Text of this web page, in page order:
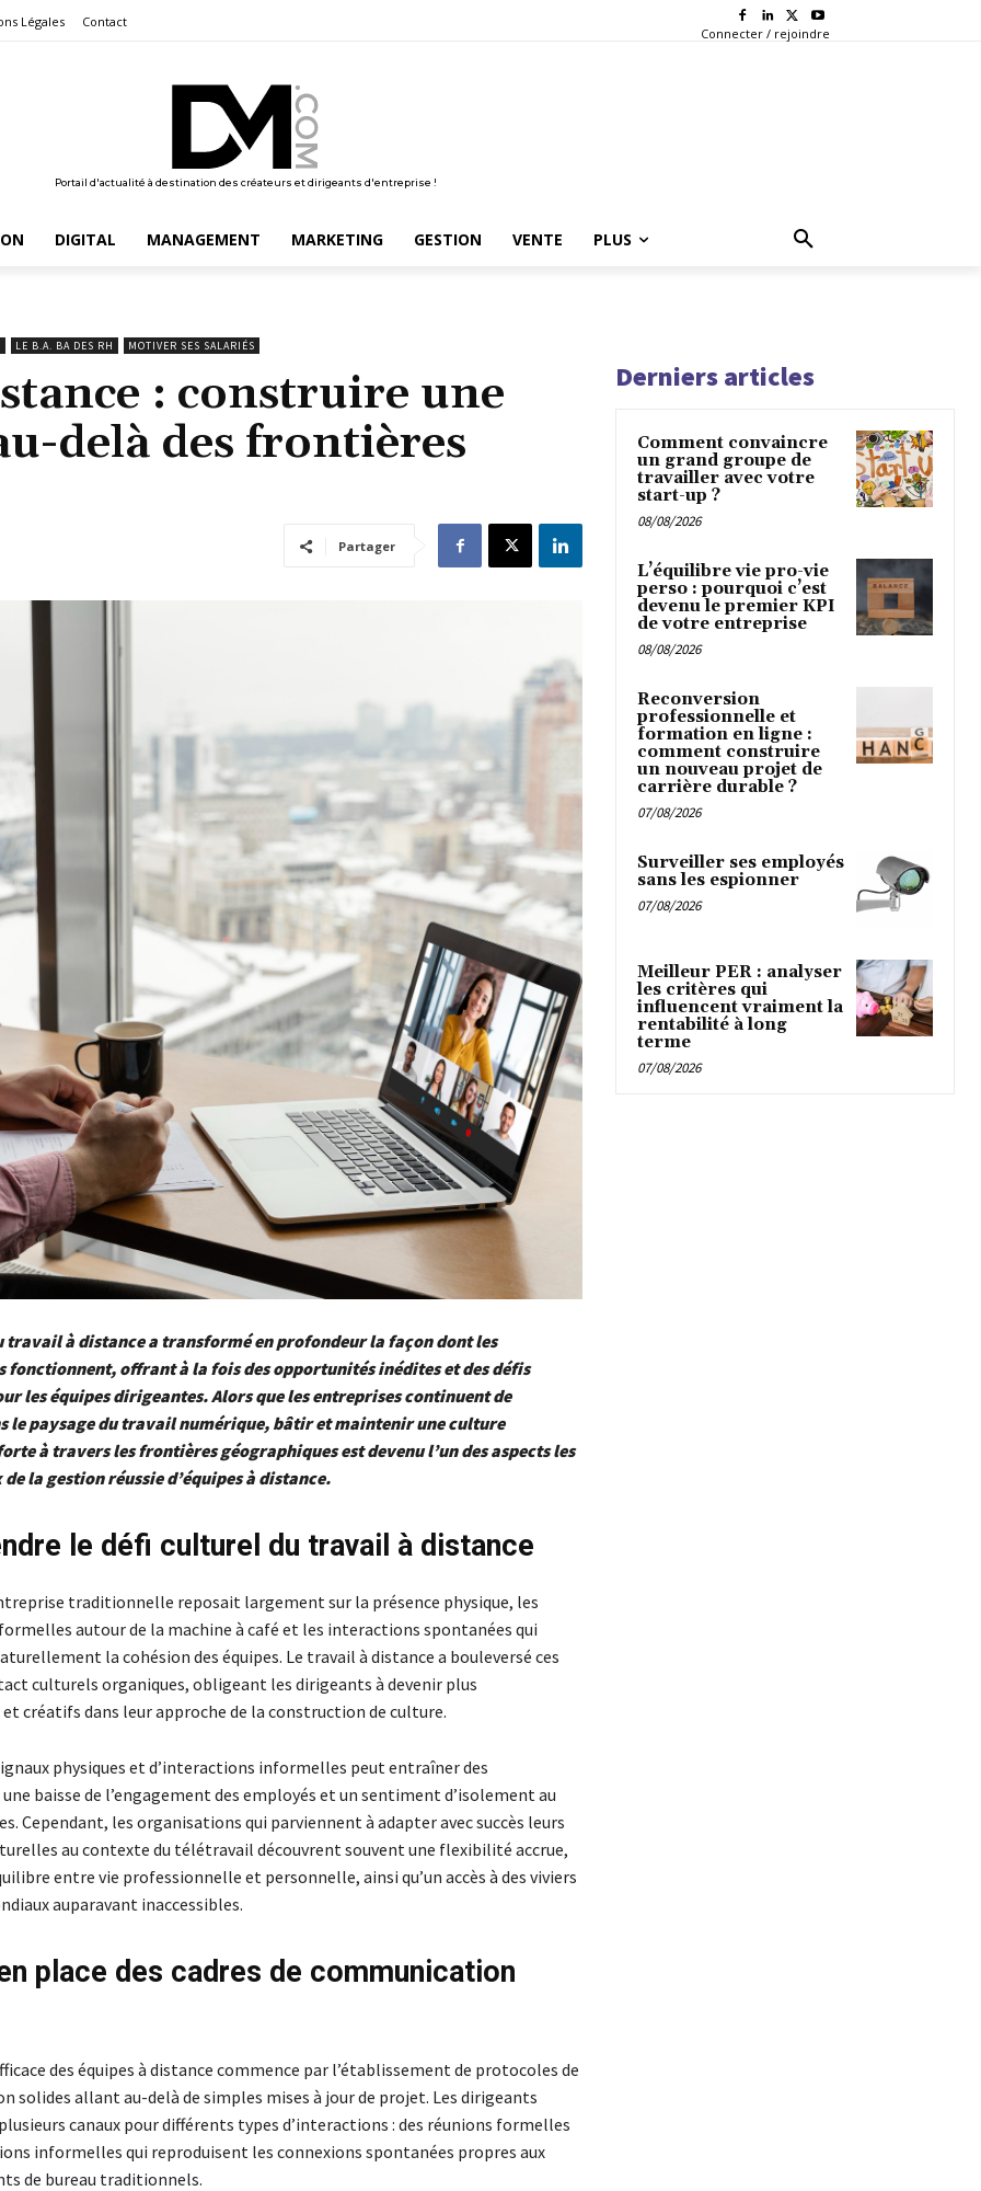
Légales Contact
Connecter / rejoindre
Portail d'actualité à destination des créateurs et dirigeants d'entreprise !
DIGITAL MANAGEMENT MARKETING GESTION VENTE PLUS
LE B.A. BA DES RH MOTIVER SES SALARIÉS
: construire une
delà des frontières
Partager
travail à distance a transformé en profondeur la façon dont les
fonctionnent, offrant à la fois des opportunités inédites et des défis
les équipes dirigeantes. Alors que les entreprises continuent de
le paysage du travail numérique, bâtir et maintenir une culture
à travers les frontières géographiques est devenu l’un des aspects les
la gestion réussie d’équipes à distance.
le défi culturel du travail à distance
traditionnelle reposait largement sur la présence physique, les
autour de la machine à café et les interactions spontanées qui
la cohésion des équipes. Le travail à distance a bouleversé ces
culturels organiques, obligeant les dirigeants à devenir plus
créatifs dans leur approche de la construction de culture.
physiques et d’interactions informelles peut entraîner des
baisse de l’engagement des employés et un sentiment d’isolement au
Cependant, les organisations qui parviennent à adapter avec succès leurs
au contexte du télétravail découvrent souvent une flexibilité accrue,
entre vie professionnelle et personnelle, ainsi qu’un accès à des viviers
auparavant inaccessibles.
place des cadres de communication
des équipes à distance commence par l’établissement de protocoles de
solides allant au-delà de simples mises à jour de projet. Les dirigeants
canaux pour différents types d’interactions : des réunions formelles
informelles qui reproduisent les connexions spontanées propres aux
de bureau traditionnels.
Derniers articles
Comment convaincre
un grand groupe de
travailler avec votre
start-up ?
08/08/2026
L’équilibre vie pro-vie
perso : pourquoi c’est
devenu le premier KPI
de votre entreprise
08/08/2026
Reconversion
professionnelle et
formation en ligne :
comment construire
un nouveau projet de
carrière durable ?
07/08/2026
Surveiller ses employés
sans les espionner
07/08/2026
Meilleur PER : analyser
les critères qui
influencent vraiment la
rentabilité à long
terme
07/08/2026